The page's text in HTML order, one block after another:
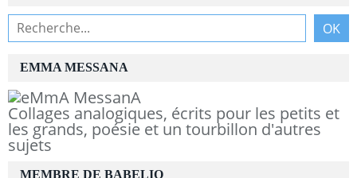
EMMA MESSANA
Collages analogiques, écrits pour les petits et
les grands, poésie et un tourbillon d'autres
sujets
MEMBRE DE BABELIO